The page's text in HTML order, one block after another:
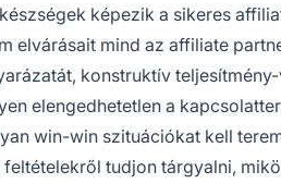
képezik a sikeres
elvárásait mind az affiliate
konstruktív
elengedhetetlen a
win-win szituációkat kell
tudjon tárgyalni,